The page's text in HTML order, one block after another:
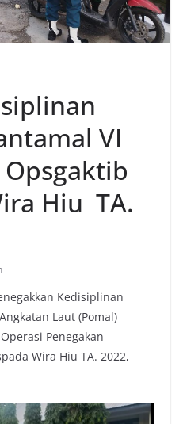
VI
Hiu TA.
Kedisiplinan
Laut (Pomal)
Penegakan
Wira Hiu TA. 2022,